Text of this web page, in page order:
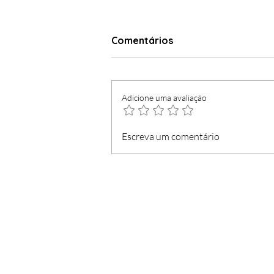
JSD-M "meteu na gaveta"
os primeiros anos de
Comentários
Adicione uma avaliação
Escreva um comentário